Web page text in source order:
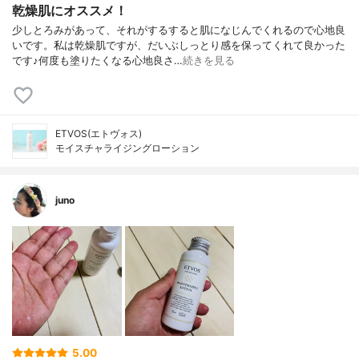
乾燥肌にオススメ！
少しとろみがあって、それがするすると肌になじんでくれるので心地良
いです。私は乾燥肌ですが、だいぶしっとり感を保ってくれて良かった
です♪何度も塗りたくなる心地良さ…続きを見る
ETVOS(エトヴォス)
モイスチャライジングローション
juno
5.00